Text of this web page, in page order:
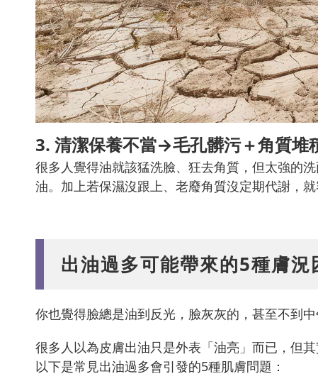
3. 清潔保養不當→毛孔髒污＋角質堆
很多人覺得油就該猛洗臉、狂去角質，但太強的
油。加上若保濕沒跟上、老廢角質沒定期代謝，
出油過多可能帶來的5種膚況
你也覺得臉總是油到反光，臉灰灰的，甚至不到
很多人以為皮膚出油只是外表「油亮」而已，但
以下是常見出油過多會引發的5種肌膚問題：